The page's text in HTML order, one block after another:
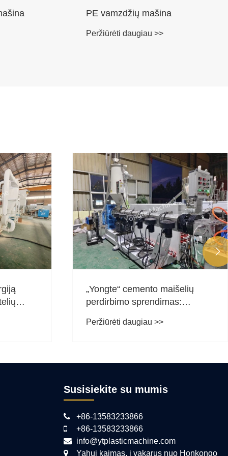
PE vamzdžių mašina
Peržiūrėti daugiau >>
„Yongte“ cemento maišelių
perdirbimo sprendimas:
kokybės plastikiniais tvoros
Peržiūrėti daugiau >>

Susisiekite su mumis
+86-13583233866
+86-13583233866
info@ytplasticmachine.com
Yahui kaimas, į vakarus nuo Honkongo